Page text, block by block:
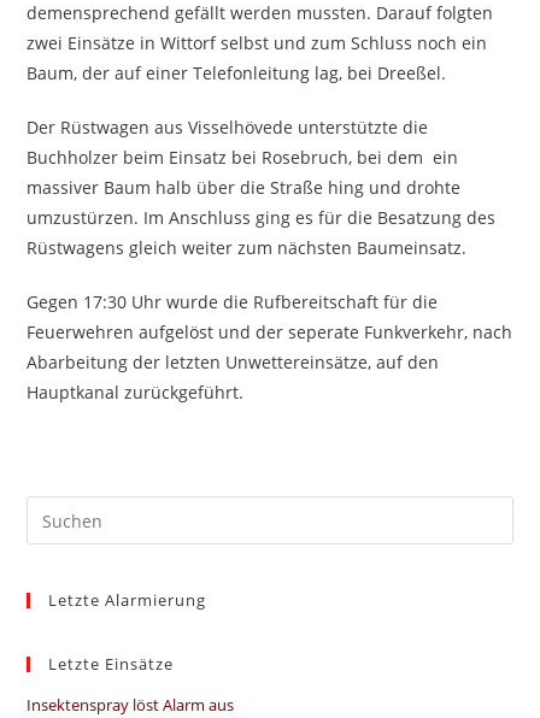
demensprechend gefällt werden mussten. Darauf folgten
zwei Einsätze in Wittorf selbst und zum Schluss noch ein
Baum, der auf einer Telefonleitung lag, bei Dreeßel.
Der Rüstwagen aus Visselhövede unterstützte die
Buchholzer beim Einsatz bei Rosebruch, bei dem ein
massiver Baum halb über die Straße hing und drohte
umzustürzen. Im Anschluss ging es für die Besatzung des
Rüstwagens gleich weiter zum nächsten Baumeinsatz.
Gegen 17:30 Uhr wurde die Rufbereitschaft für die
Feuerwehren aufgelöst und der seperate Funkverkehr, nach
Abarbeitung der letzten Unwettereinsätze, auf den
Hauptkanal zurückgeführt.
Letzte Alarmierung
Letzte Einsätze
Insektenspray löst Alarm aus